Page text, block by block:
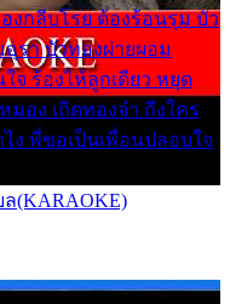
งกลีบโรย ต้องร้อนรุม บัว
รา บัวทองผ่ายผอม
จ ร้องไห้ลูกเดียว หยุด
มอง เถิดทองจ๋า ถึงใคร
ไง พี่ขอเป็นเพื่อนปลอบใจ
(KARAOKE)